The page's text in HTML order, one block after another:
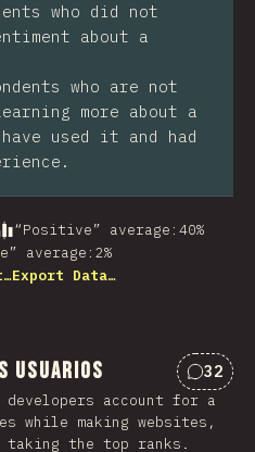
who did not
about a
who are not
more about a
used it and had
“Positive” average : 40%
average : 2%
Export Data…
usuarios 32
account for a
while making websites,
the top ranks.